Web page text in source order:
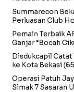
Summarecon
Perluasan Club
Pemain Terbaik
Ganjar “Bocah
Disdukcapil Catat
ke Kota Bekasi
Operasi Patuh
Simak 7 Sasaran